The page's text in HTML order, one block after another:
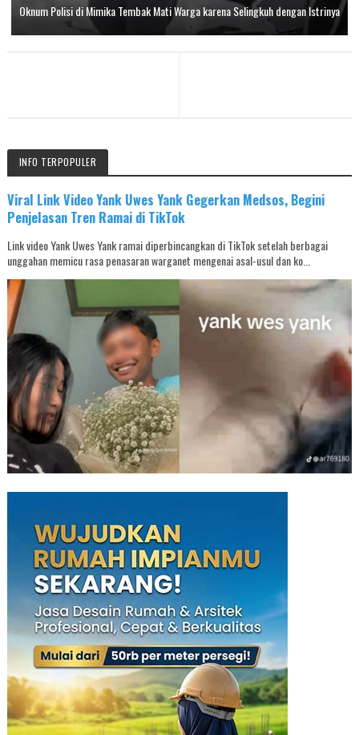
Oknum Polisi di Mimika Tembak Mati Warga karena Selingkuh dengan Istrinya
INFO TERPOPULER
Viral Link Video Yank Uwes Yank Gegerkan Medsos, Begini
Penjelasan Tren Ramai di TikTok
Link video Yank Uwes Yank ramai diperbincangkan di TikTok setelah berbagai
unggahan memicu rasa penasaran warganet mengenai asal-usul dan ko...